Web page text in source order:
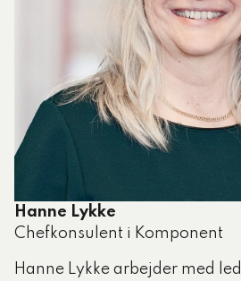
Hanne Lykke
Chefkonsulent i Komponent
Hanne Lykke arbejder med